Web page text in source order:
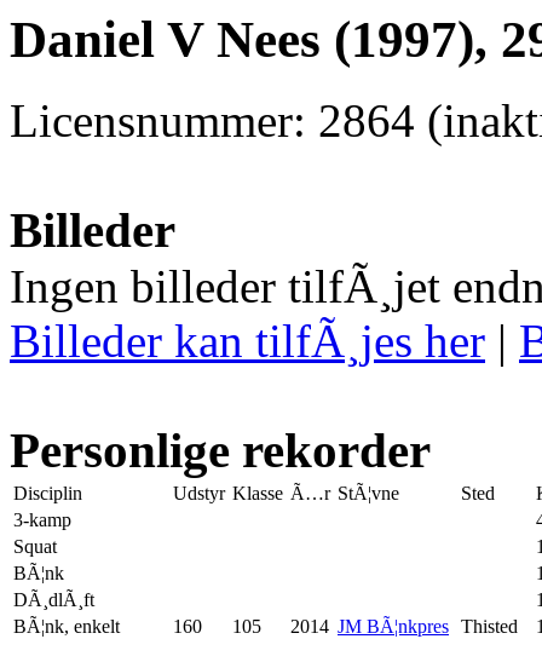
Daniel V Nees (1997),
Licensnummer: 2864
Billeder
Ingen billeder tilfÃ¸jet
Billeder kan tilfÃ¸jes her |
Personlige rekorder
Disciplin Udstyr Klasse Ã…r StÃ¦vne Sted
3-kamp
Squat
BÃ¦nk
DÃ¸dlÃ¸ft
BÃ¦nk, enkelt
160 105 2014 JM BÃ¦nkpres Thisted